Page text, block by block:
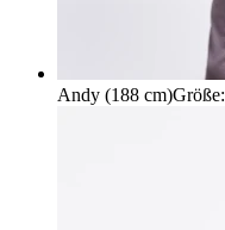
Andy (188 cm)Größe: